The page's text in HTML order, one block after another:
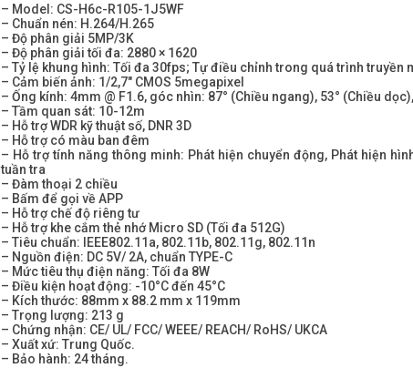
– Model: CS-H6c-R105-1J5WF
– Chuẩn nén: H.264/H.265
– Độ phân giải 5MP/3K
– Độ phân giải tối đa: 2880 × 1620
– Tỷ lệ khung hình: Tối đa 30fps; Tự điều chỉnh trong quá trình truyền
– Cảm biến ảnh: 1/2,7″ CMOS 5megapixel
– Ống kính: 4mm @ F1.6, góc nhìn: 87° (Chiều ngang), 53° (Chiều
– Tầm quan sát: 10-12m
– Hỗ trợ WDR kỹ thuật số, DNR 3D
– Hỗ trợ có màu ban đêm
– Hỗ trợ tính năng thông minh: Phát hiện chuyển động, Phát hiện
tuần tra
– Đàm thoại 2 chiều
– Bấm để gọi về APP
– Hỗ trợ chế độ riêng tư
– Hỗ trợ khe cắm thẻ nhớ Micro SD (Tối đa 512G)
– Tiêu chuẩn: IEEE802.11a, 802.11b, 802.11g, 802.11n
– Nguồn điện: DC 5V/ 2A, chuẩn TYPE-C
– Mức tiêu thụ điện năng: Tối đa 8W
– Điều kiện hoạt động: -10°C đến 45°C
– Kích thước: 88mm x 88.2 mm x 119mm
– Trọng lượng: 213 g
– Chứng nhận: CE/ UL/ FCC/ WEEE/ REACH/ RoHS/ UKCA
– Xuất xứ: Trung Quốc.
– Bảo hành: 24 tháng.